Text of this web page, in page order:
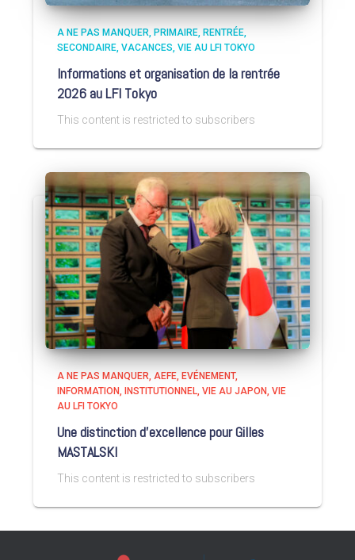
A NE PAS MANQUER PRIMAIRE RENTRÉE
SECONDAIRE VACANCES VIE AU LFI TOKYO
Informations et organisation de la rentrée
2026 au LFI Tokyo
This content is restricted to subscribers
A NE PAS MANQUER AEFE EVÉNEMENT
INFORMATION
INSTITUTIONNEL VIE AU JAPON VIE
AU LFI TOKYO
Une distinction d’excellence pour Gilles
MASTALSKI
This content is restricted to subscribers